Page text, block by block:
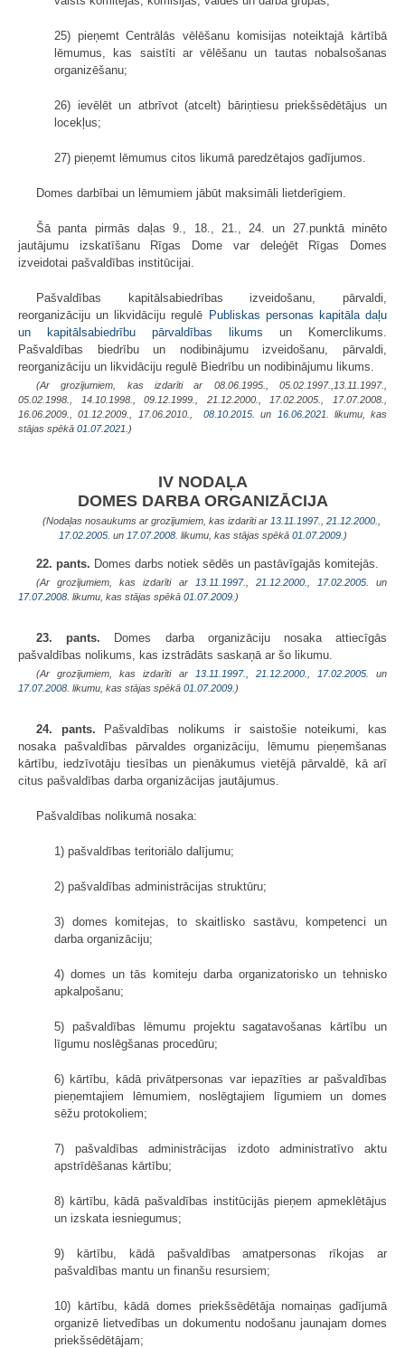
25) pieņemt Centrālās vēlēšanu komisijas noteiktajā kārtībā
lēmumus, kas saistīti ar vēlēšanu un tautas nobalsošanas
organizēšanu;
26) ievēlēt un atbrīvot (atcelt) bāriņtiesu priekšsēdētājus un
locekļus;
27) pieņemt lēmumus citos likumā paredzētajos gadījumos.
Domes darbībai un lēmumiem jābūt maksimāli lietderīgiem.
Šā panta pirmās daļas 9., 18., 21., 24. un 27.punktā minēto
jautājumu izskatīšanu Rīgas Dome var deleģēt Rīgas Domes
izveidotai pašvaldības institūcijai.
Pašvaldības kapitālsabiedrības izveidošanu, pārvaldi,
reorganizāciju un likvidāciju regulē Publiskas personas kapitāla daļu
un kapitālsabiedrību pārvaldības likums un Komerclikums.
Pašvaldības biedrību un nodibinājumu izveidošanu, pārvaldi,
reorganizāciju un likvidāciju regulē Biedrību un nodibinājumu likums.
(Ar grozījumiem, kas izdarīti ar 08.06.1995., 05.02.1997.,13.11.1997.,
05.02.1998., 14.10.1998., 09.12.1999., 21.12.2000., 17.02.2005., 17.07.2008.,
16.06.2009., 01.12.2009., 17.06.2010., 08.10.2015. un 16.06.2021 . likumu, kas
stājas spēkā 01.07.2021. )
IV NODAĻA
DOMES DARBA ORGANIZĀCIJA
(Nodaļas nosaukums ar grozījumiem, kas izdarīti ar 13.11.1997. 21.12.2000.
17.02.2005. un 17.07.2008. likumu, kas stājas spēkā 01.07.2009. )
22. pants. Domes darbs notiek sēdēs un pastāvīgajās komitejās.
(Ar grozījumiem, kas izdarīti ar 13.11.1997. 21.12.2000. 17.02.2005.
un
17.07.2008 . likumu, kas stājas spēkā 01.07.2009. )
23. pants. Domes darba organizāciju nosaka attiecīgās
pašvaldības nolikums, kas izstrādāts saskaņā ar šo likumu.
(Ar grozījumiem, kas izdarīti ar 13.11.1997. 21.12.2000. 17.02.2005.
un
17.07.2008 . likumu, kas stājas spēkā 01.07.2009. )
24. pants. Pašvaldības nolikums ir saistošie noteikumi, kas
nosaka pašvaldības pārvaldes organizāciju, lēmumu pieņemšanas
kārtību, iedzīvotāju tiesības un pienākumus vietējā pārvaldē, kā arī
citus pašvaldības darba organizācijas jautājumus.
Pašvaldības nolikumā nosaka:
1) pašvaldības teritoriālo dalījumu;
2) pašvaldības administrācijas struktūru;
3) domes komitejas, to skaitlisko sastāvu, kompetenci un
darba organizāciju;
4) domes un tās komiteju darba organizatorisko un tehnisko
apkalpošanu;
5) pašvaldības lēmumu projektu sagatavošanas kārtību un
līgumu noslēgšanas procedūru;
6) kārtību, kādā privātpersonas var iepazīties ar pašvaldības
pieņemtajiem lēmumiem, noslēgtajiem līgumiem un domes
sēžu protokoliem;
7) pašvaldības administrācijas izdoto administratīvo aktu
apstrīdēšanas kārtību;
8) kārtību, kādā pašvaldības institūcijās pieņem apmeklētājus
un izskata iesniegumus;
9) kārtību, kādā pašvaldības amatpersonas rīkojas ar
pašvaldības mantu un finanšu resursiem;
10) kārtību, kādā domes priekšsēdētāja nomaiņas gadījumā
organizē lietvedības un dokumentu nodošanu jaunajam domes
priekšsēdētājam;